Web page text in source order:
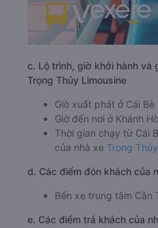
c. Lộ trình, giờ khởi hành và
Trọng Thủy Limousine
Giờ xuất phát ở Cái
Giờ đến nơi ở Khánh
Thời gian chạy từ Cái
của nhà xe Trọng
d. Các điểm đón khách của
Bến xe trung tâm Cần
e. Các điểm trả khách của